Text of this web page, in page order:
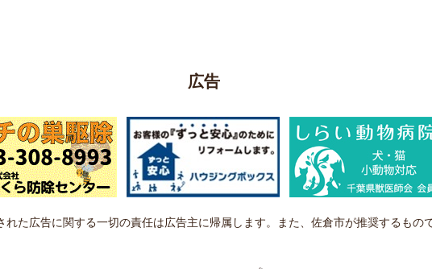
広告
れた広告に関する一切の責任は広告主に帰属します。また、佐倉市が推奨するもの